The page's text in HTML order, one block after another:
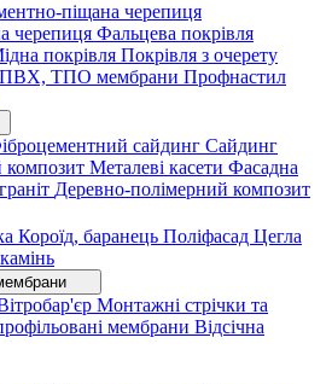
піщана черепиця
черепиця Фальцева покрівля
покрівля Покрівля з очерету
ПВХ, ТПО мембрани Профнастил
сайдинг Сайдинг
композит Металеві касети Фасадна
Деревно-полімерний композит
Короїд, баранець Поліфасад Цегла
Монтажні стрічки та
мембрани Відсічна